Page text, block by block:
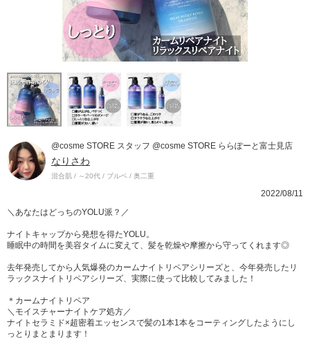
@cosme STORE スタッフ @cosme STORE ららぽーと富士見店
なりさわ
混合肌 / ～20代 / ブルベ / 奥二重
2022/08/11
＼あなたはどっちのYOLU派？／
ナイトキャップから発想を得たYOLU。
睡眠中の時間を美容タイムに変えて、髪を乾燥や摩擦から守ってくれます◎
去年発売してから人気爆発のカームナイトリペアシリーズと、今年発売したリ
ラックスナイトリペアシリーズ、実際に使って比較してみました！
＊カームナイトリペア
＼モイスチャーナイトケア処方／
ナイトセラミド×超密着エッセンスで髪の1本1本をコーティングしたようにし
っとりまとまります！